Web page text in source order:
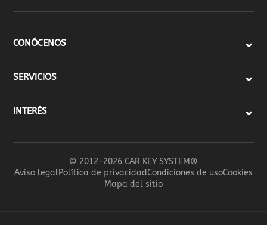
CONÓCENOS
SERVICIOS
INTERÉS
© 2012–2026 CAR KEY SYSTEM®
Aviso legalPolítica de privacidadCondiciones de usoCookies
Mapa del sitio